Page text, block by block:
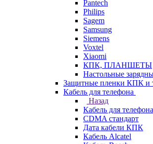
Pantech
Philips
Sagem
Samsung
Siemens
Voxtel
Xiaomi
КПК, ПЛАНШЕТЫ
Настольные
Защитные пленки КПК и
Кабель для телефона
Назад
Кабель для телефона
CDMA стандарт
Дата кабели КПК
Кабель Alcatel